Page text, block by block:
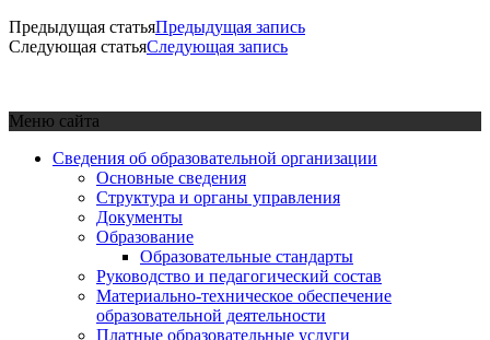
Предыдущая статьяПредыдущая запись
Следующая статьяСледующая запись
Меню сайта
Сведения об образовательной организации
Основные сведения
Структура и органы управления
Документы
Образование
Образовательные стандарты
Руководство и педагогический состав
Материально-техническое обеспечение
образовательной деятельности
Платные образовательные услуги